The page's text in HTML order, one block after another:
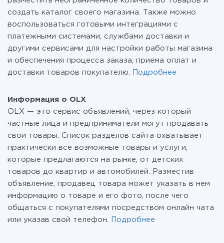
создать каталог своего магазина. Также можно
воспользоваться готовыми интеграциями с
платежными системами, службами доставки и
другими сервисами для настройки работы магазина
и обеспечения процесса заказа, приема оплат и
доставки товаров покупателю.
Подробнее
Информация о OLX
OLX — это сервис объявлений, через который
частные лица и предприниматели могут продавать
свои товары. Список разделов сайта охватывает
практически все возможные товары и услуги,
которые предлагаются на рынке, от детских
товаров до квартир и автомобилей. Разместив
объявление, продавец товара может указать в нем
информацию о товаре и его фото, после чего
общаться с покупателями посредством онлайн чата
или указав свой телефон.
Подробнее